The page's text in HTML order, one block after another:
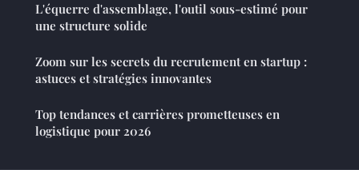
L'équerre d'assemblage, l'outil sous-estimé pour
une structure solide
Zoom sur les secrets du recrutement en startup :
astuces et stratégies innovantes
Top tendances et carrières prometteuses en
logistique pour 2026